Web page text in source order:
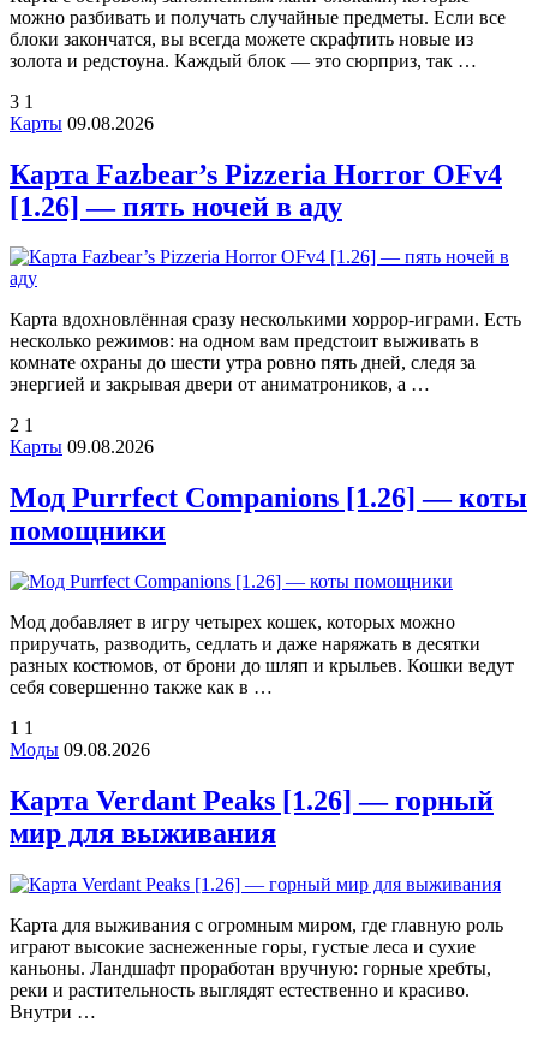
можно разбивать и получать случайные предметы. Если все
блоки закончатся, вы всегда можете скрафтить новые из
золота и редстоуна. Каждый блок — это сюрприз, так …
3 1
Карты 09.08.2026
Карта Fazbear’s Pizzeria Horror OFv4
[1.26] — пять ночей в аду
Карта вдохновлённая сразу несколькими хоррор-играми. Есть
несколько режимов: на одном вам предстоит выживать в
комнате охраны до шести утра ровно пять дней, следя за
энергией и закрывая двери от аниматроников, а …
2 1
Карты 09.08.2026
Мод Purrfect Companions [1.26] — коты
помощники
Мод добавляет в игру четырех кошек, которых можно
приручать, разводить, седлать и даже наряжать в десятки
разных костюмов, от брони до шляп и крыльев. Кошки ведут
себя совершенно также как в …
1 1
Моды 09.08.2026
Карта Verdant Peaks [1.26] — горный
мир для выживания
Карта для выживания с огромным миром, где главную роль
играют высокие заснеженные горы, густые леса и сухие
каньоны. Ландшафт проработан вручную: горные хребты,
реки и растительность выглядят естественно и красиво.
Внутри …